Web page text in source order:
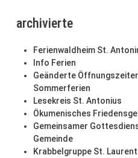
archivierte
Ferienwaldheim St.
Info Ferien
Geänderte
Sommerferien
Lesekreis St. Antonius
Ökumenisches
Gemeinsamer
Gemeinde
Krabbelgruppe St.